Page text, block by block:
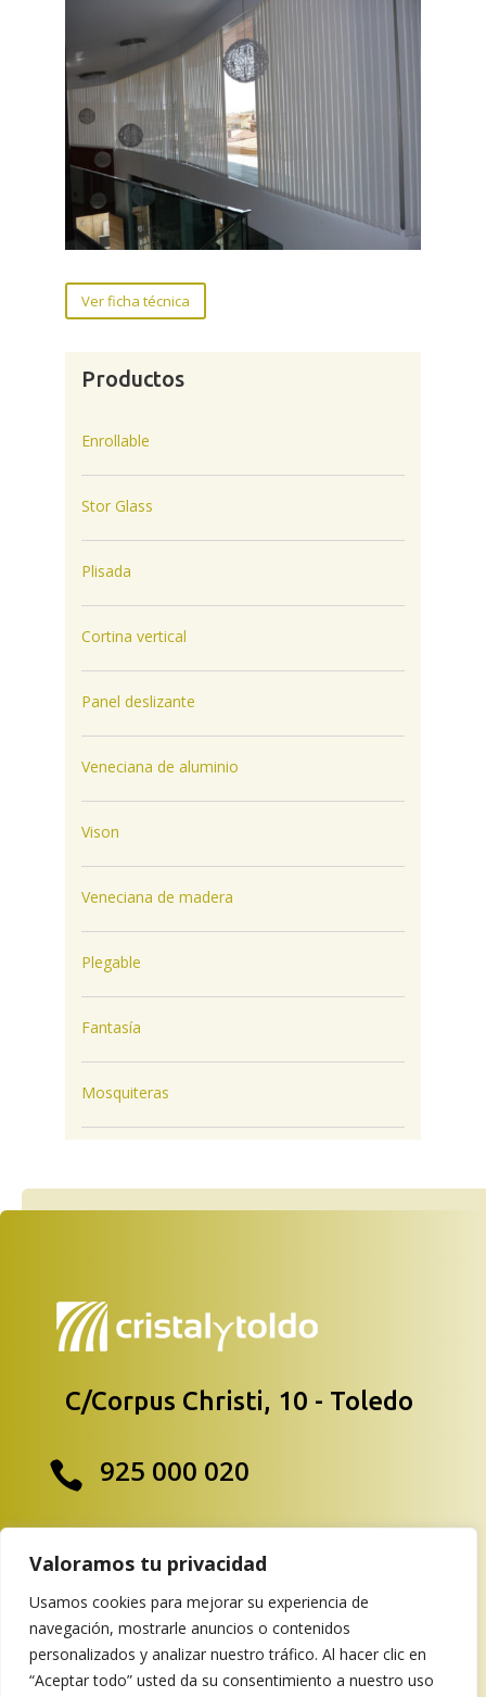
Valoramos tu privacidad
Usamos cookies para mejorar su experiencia de
navegación, mostrarle anuncios o contenidos
personalizados y analizar nuestro tráfico. Al hacer clic en
“Aceptar todo” usted da su consentimiento a nuestro uso
Ver ficha técnica
Productos
Enrollable
Stor Glass
Plisada
Cortina vertical
Panel deslizante
Veneciana de aluminio
Vison
Veneciana de madera
Plegable
Fantasía
Mosquiteras
C/Corpus Christi, 10 - Toledo
 925 000 020
info@cristalytoldo.es